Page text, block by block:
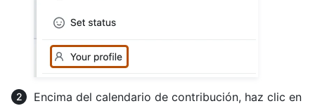
Encima del calendario de contribución, haz clic en